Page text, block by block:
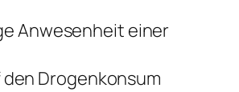
Anwesenheit einer
Drogenkonsum